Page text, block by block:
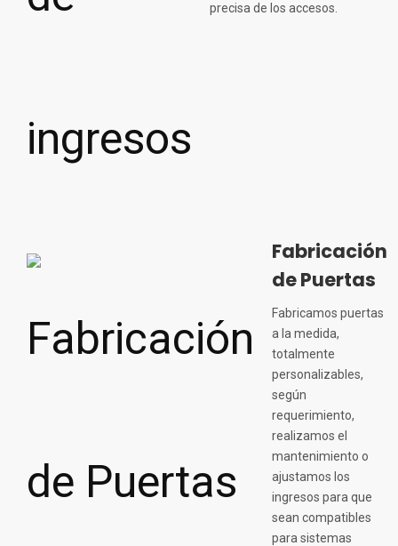
precisa de los accesos.
Fabricación
de Puertas
Fabricamos puertas
a la medida,
totalmente
personalizables,
según
requerimiento,
realizamos el
mantenimiento o
ajustamos los
ingresos para que
sean compatibles
para sistemas